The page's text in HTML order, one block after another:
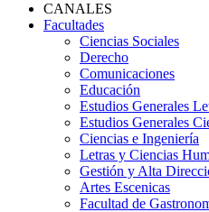
CANALES
Facultades
Ciencias Sociales
Derecho
Comunicaciones
Educación
Estudios Generales
Estudios Generales
Ciencias e Ingeniería
Letras y Ciencias
Gestión y Alta
Artes Escenicas
Facultad de